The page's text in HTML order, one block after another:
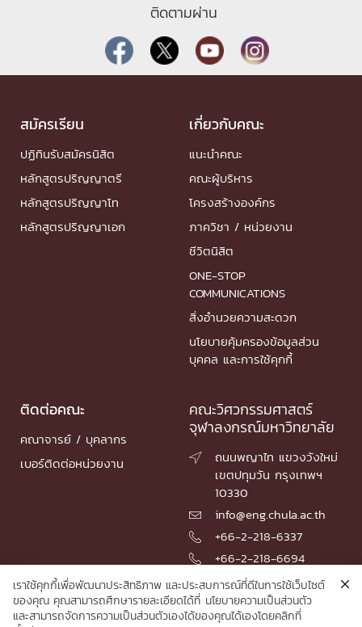
ติดตามผ่าน
สมัครเรียน
ปฏิทินรับสมัครนิสิต
หลักสูตรปริญญาตรี
หลักสูตรปริญญาโท
หลักสูตรปริญญาเอก
เกี่ยวกับคณะ
แนะนำคณะ
คณะผู้บริหาร
โครงสร้างองค์กร
ภาควิชา / หน่วยงาน
ชีวิตนิสิต
ONE-STOP
COMMUNICATIONS
สิ่งอำนวยความสะดวก
นโยบายคุ้มครองข้อมูลส่วน
บุคคล และการใช้คุกกี้
ติดต่อคณะ
คณาจารย์ / บุคลากร
เบอร์ติดต่อหน่วยงาน
คณะวิศวกรรมศาสตร์
จุฬาลงกรณ์มหาวิทยาลัย

ถนนพญาไท แขวงวังใหม่
เขตปทุมวัน กรุงเทพฯ
10330
 info@eng.chula.ac.th
 +66-2-218-6337
 +66-2-218-6694
เราใช้คุกกี้เพื่อพัฒนาประสิทธิภาพ และประสบการณ์ที่ดีในการใช้เว็บไซต์
ของคุณ คุณสามารถศึกษารายละเอียดได้ที่ นโยบายความเป็นส่วนตัว
และสามารถจัดการความเป็นส่วนตัวเองได้ของคุณได้เองโดยคลิกที่